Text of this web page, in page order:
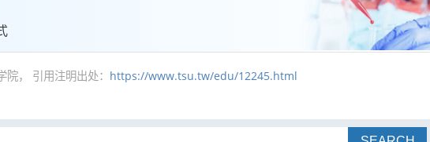
， 引用注明出处： https://www.tsu.tw/edu/12245.html